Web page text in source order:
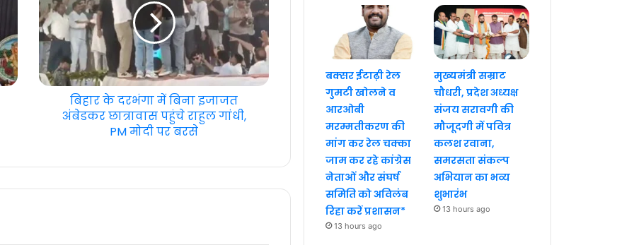
बिहार के दरभंगा में बिना इजाजत
अंबेडकर छात्रावास पहुंचे राहुल गांधी,
PM मोदी पर बरसे
बक्सर ईटाढ़ी रेल
गुमटी खोलने व
आरओबी
मरम्मतीकरण की
मांग कर रेल चक्का
जाम कर रहे कांग्रेस
नेताओं और संघर्ष
समिति को अविलंब
रिहा करें प्रशासन*
13 hours ago
मुख्यमंत्री सम्राट
चौधरी, प्रदेश अध्यक्ष
संजय सरावगी की
मौजूदगी में पवित्र
कलश रवाना,
समरसता संकल्प
अभियान का भव्य
शुभारंभ
13 hours ago